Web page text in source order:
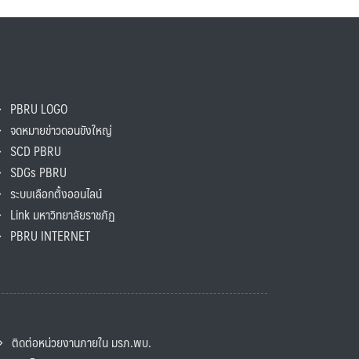
PBRU LOGO
จดหมายข่าวดอนขังใหญ่
SCD PBRU
SDGs PBRU
ระบบเลือกตั้งออนไลน์
Link มหาวิทยาลัยราชภัฏ
PBRU INTERNET
ติดต่อหน่วยงานภายใน มรภ.พบ.